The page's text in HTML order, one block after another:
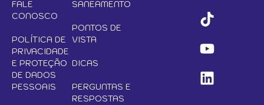
FALE
CONOSCO
POLÍTICA DE
PRIVACIDADE
E PROTEÇÃO
DE DADOS
PESSOAIS
SANEAMENTO
PONTOS DE
VISTA
DICAS
PERGUNTAS E
RESPOSTAS